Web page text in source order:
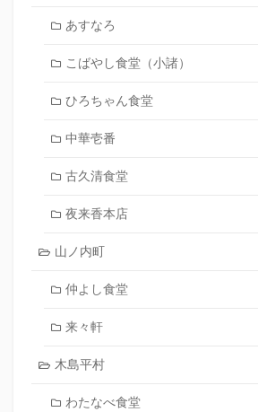
あすなろ
こばやし食堂（小諸）
ひろちゃん食堂
中華壱番
古久清食堂
夜来香本店
山ノ内町
仲よし食堂
来々軒
木島平村
わたなべ食堂